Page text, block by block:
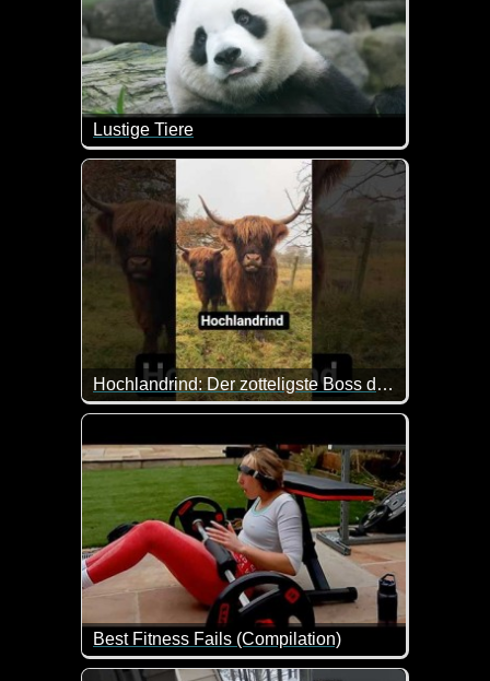
Lustige Tiere
Tiere mit lustigen Aktion sind hier an der
Hochlandrind: Der zotteligste Boss der Weide
Das Hochlandrind sieht aus, als hätte es seit
Best Fitness Fails (Compilation)
Es ist doch tatsächlich wahr - Sport ist Mord :-)